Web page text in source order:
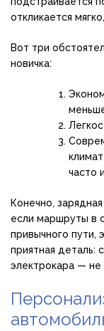
откликается
Вот три
новичка:
часто
Конечно,
если маршруты в
привычного пути,
приятная деталь:
электрокара — не